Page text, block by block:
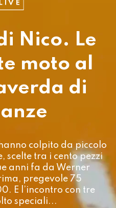
Nico. Le
moto al
di
colpito da piccolo
scelte tra i cento pezzi
anni fa da Werner
pregevole 75
E l’incontro con tre
speciali...